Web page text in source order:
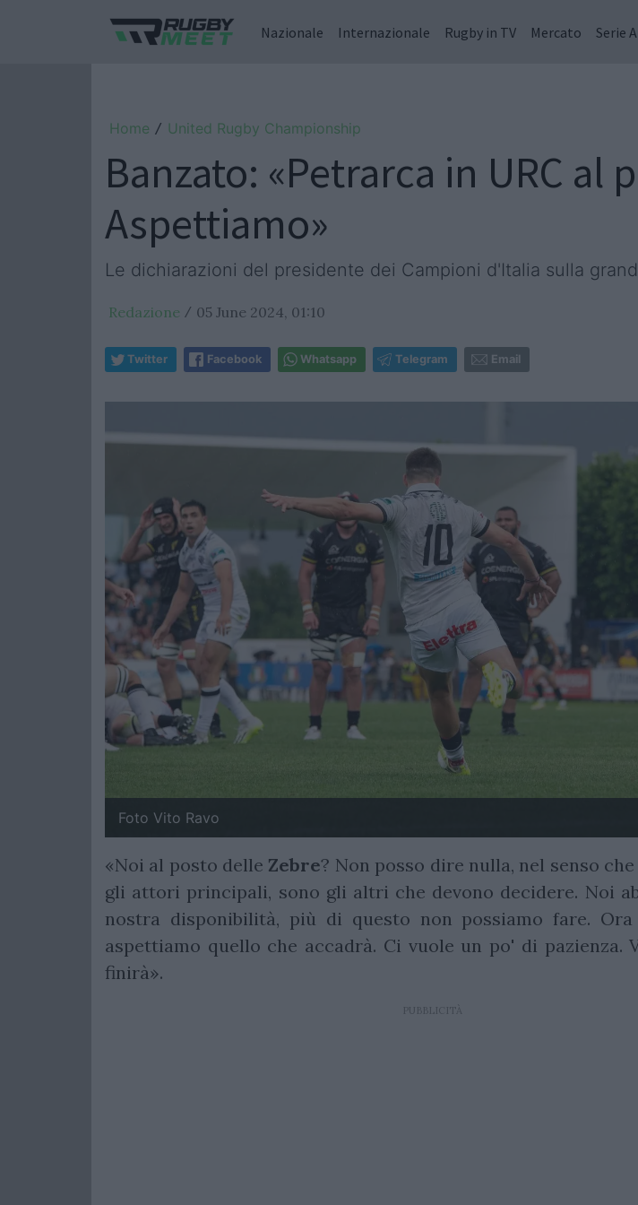
Nazionale Internazionale Rugby in TV Mercato Serie
Home / United Rugby Championship
Banzato: «Petrarca in URC al
Aspettiamo»
Le dichiarazioni del presidente dei Campioni d'Italia sulla
Redazione / 05 June 2024, 01:10
Twitter Facebook Whatsapp Telegram Email
Foto Vito Ravo
«Noi al posto delle Zebre? Non posso dire nulla, nel senso
gli attori principali, sono gli altri che devono decidere. Noi
nostra disponibilità, più di questo non possiamo fare.
aspettiamo quello che accadrà. Ci vuole un po' di pazienza.
finirà».